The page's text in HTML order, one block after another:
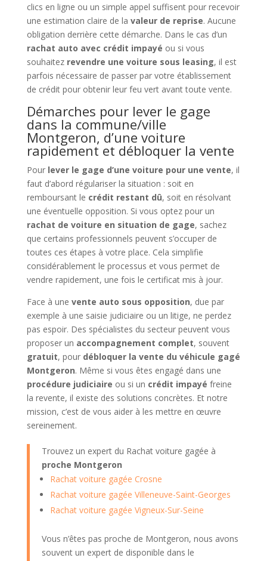
clics en ligne ou un simple appel suffisent pour recevoir
une estimation claire de la valeur de reprise. Aucune
obligation derrière cette démarche. Dans le cas d’un
rachat auto avec crédit impayé ou si vous
souhaitez revendre une voiture sous leasing, il est
parfois nécessaire de passer par votre établissement
de crédit pour obtenir leur feu vert avant toute vente.
Démarches pour lever le gage
dans la commune/ville
Montgeron, d’une voiture
rapidement et débloquer la vente
Pour lever le gage d’une voiture pour une vente, il
faut d’abord régulariser la situation : soit en
remboursant le crédit restant dû, soit en résolvant
une éventuelle opposition. Si vous optez pour un
rachat de voiture en situation de gage, sachez
que certains professionnels peuvent s’occuper de
toutes ces étapes à votre place. Cela simplifie
considérablement le processus et vous permet de
vendre rapidement, une fois le certificat mis à jour.
Face à une vente auto sous opposition, due par
exemple à une saisie judiciaire ou un litige, ne perdez
pas espoir. Des spécialistes du secteur peuvent vous
proposer un accompagnement complet, souvent
gratuit, pour débloquer la vente du véhicule gagé
Montgeron. Même si vous êtes engagé dans une
procédure judiciaire ou si un crédit impayé freine
la revente, il existe des solutions concrètes. Et notre
mission, c’est de vous aider à les mettre en œuvre
sereinement.
Trouvez un expert du Rachat voiture gagée à
proche Montgeron
Rachat voiture gagée Crosne
Rachat voiture gagée Villeneuve-Saint-Georges
Rachat voiture gagée Vigneux-Sur-Seine
Vous n’êtes pas proche de Montgeron, nous avons
souvent un expert de disponible dans le